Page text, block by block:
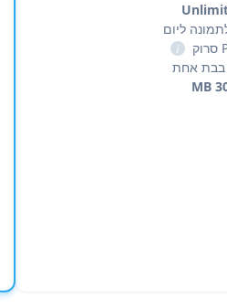
i
בבת אחת
30